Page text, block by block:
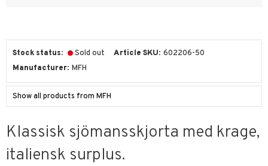
Stock status Sold out Article SKU 602206-50
Manufacturer MFH
Show all products from MFH
Klassisk sjömansskjorta med krage,
italiensk surplus.